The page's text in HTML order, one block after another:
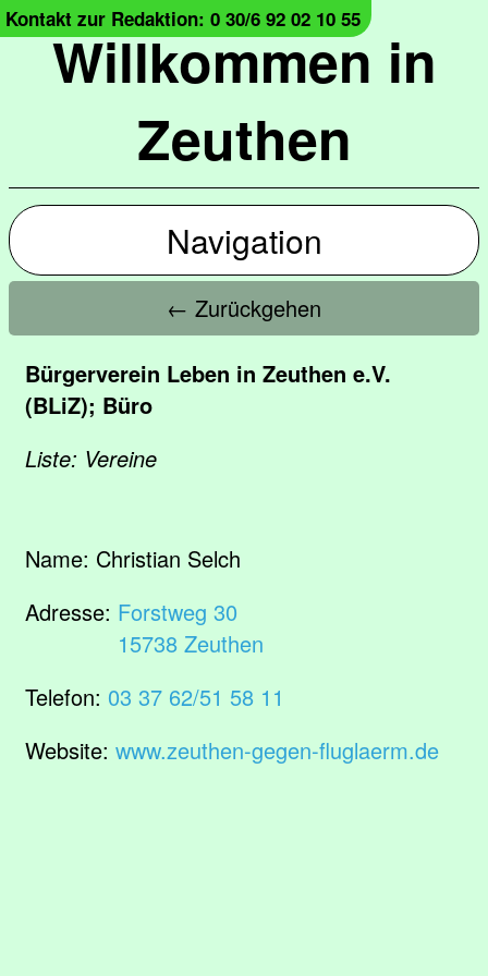
Willkommen in
Zeuthen
Kontakt zur Redaktion: 0 30/6 92 02 10 55
Navigation
← Zurückgehen
Bürgerverein Leben in Zeuthen e.V.
(BLiZ); Büro
Liste: Vereine
Name: Christian Selch
Adresse: Forstweg 30
15738 Zeuthen
Telefon: 03 37 62/51 58 11
Website: www.zeuthen-gegen-fluglaerm.de